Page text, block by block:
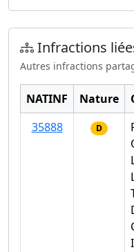
Infractions
Autres infractions
NATINF Nature
35888
D